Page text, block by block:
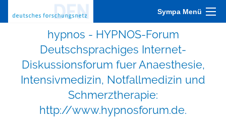
Sympa Menü
hypnos - HYPNOS-Forum
Deutschsprachiges Internet-
Diskussionsforum fuer Anaesthesie,
Intensivmedizin, Notfallmedizin und
Schmerztherapie:
http://www.hypnosforum.de.